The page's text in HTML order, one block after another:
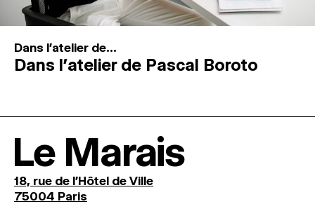
Dans l'atelier de...
Dans l’atelier de Pascal Boroto
Le Marais
18, rue de l'Hôtel de Ville
75004 Paris